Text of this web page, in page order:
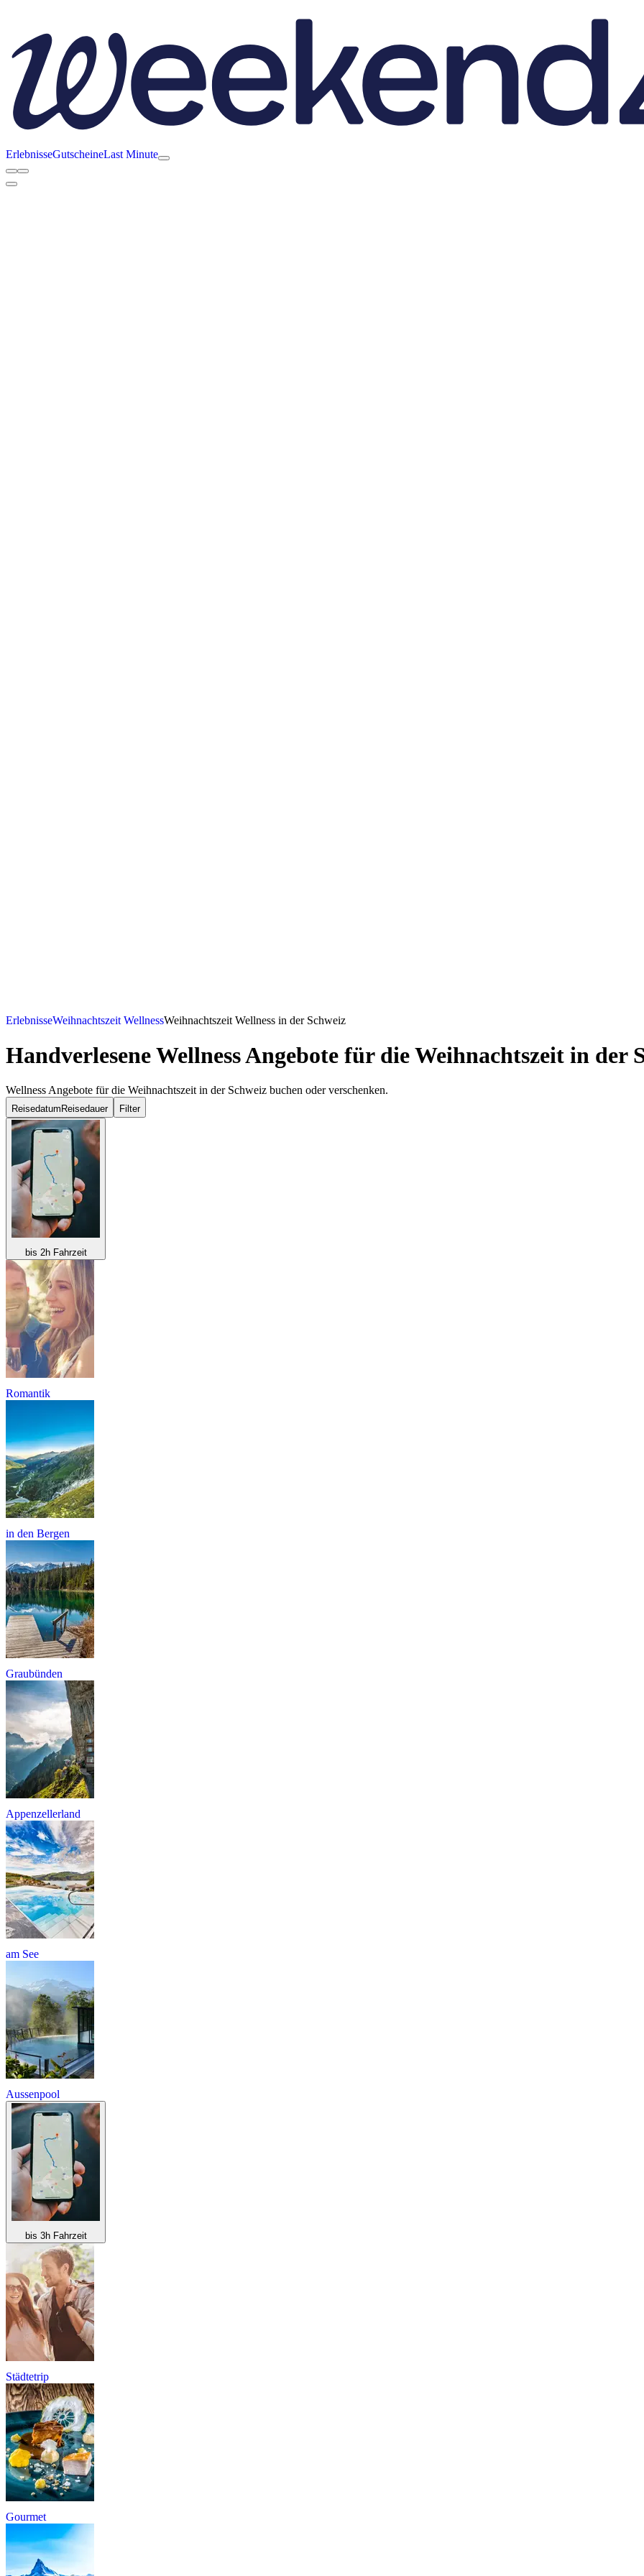
ErlebnisseGutscheineLast Minute
ErlebnisseWeihnachtszeit WellnessWeihnachtszeit Wellness in der Schweiz
Handverlesene Wellness Angebote für die Weihnachtszeit in der
Wellness Angebote für die Weihnachtszeit in der Schweiz buchen oder verschenken.
Reisedatum Reisedauer Filter
bis 2h Fahrzeit
Romantik
in den Bergen
Graubünden
Appenzellerland
am See
Aussenpool
bis 3h Fahrzeit
Städtetrip
Gourmet